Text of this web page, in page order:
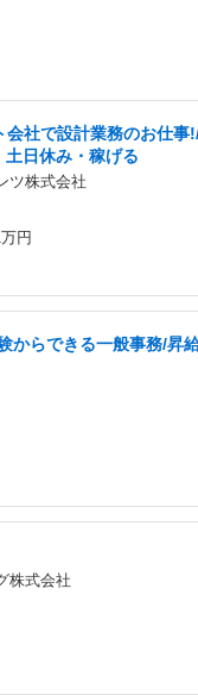
会社で設計業務のお仕事
日休み・稼げる
ツ株式会社
円
からできる一般事務/昇
株式会社